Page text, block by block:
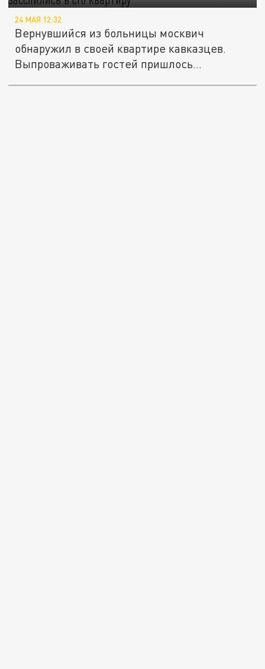
24 МАЯ 12:32
Вернувшийся из больницы москвич
обнаружил в своей квартире кавказцев.
Выпроваживать гостей пришлось